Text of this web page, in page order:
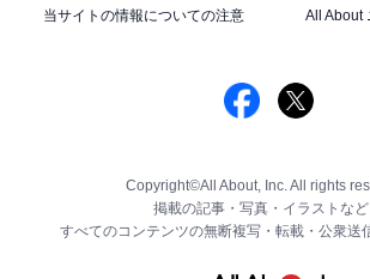
当サイトの情報についての注意
All About
Copyright©All About, Inc. All rights
掲載の記事・写真・イラストなど
すべてのコンテンツの無断複写・転載・公衆送